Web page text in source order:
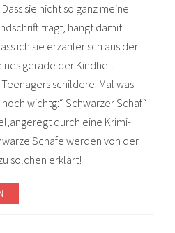
sie nicht so ganz meine
trägt, hängt damit
ich sie erzählerisch aus der
gerade der Kindheit
schildere: Mal was
wichtg:“ Schwarzer Schaf“
durch eine Krimi-
Schafe werden von der
solchen erklärt!